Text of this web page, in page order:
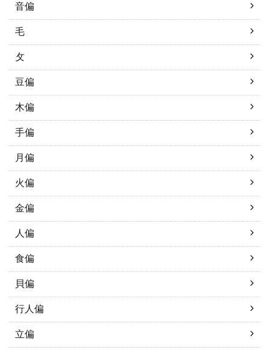
音偏
毛
攵
豆偏
木偏
手偏
月偏
火偏
金偏
人偏
食偏
貝偏
行人偏
立偏